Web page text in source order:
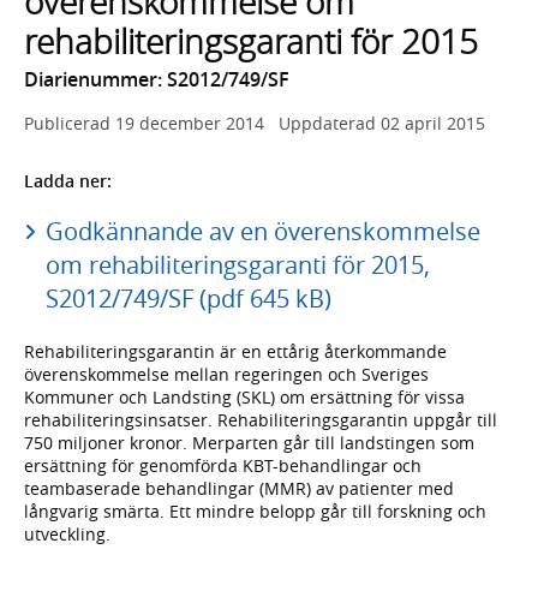
rehabiliteringsgaranti för 2015
Diarienummer: S2012/749/SF
Publicerad 19 december 2014 Uppdaterad 02 april 2015
Ladda ner:
Godkännande av en överenskommelse
om rehabiliteringsgaranti för 2015,
S2012/749/SF (pdf 645 kB)
Rehabiliteringsgarantin är en ettårig återkommande
överenskommelse mellan regeringen och Sveriges
Kommuner och Landsting (SKL) om ersättning för vissa
rehabiliteringsinsatser. Rehabiliteringsgarantin uppgår till
750 miljoner kronor. Merparten går till landstingen som
ersättning för genomförda KBT-behandlingar och
teambaserade behandlingar (MMR) av patienter med
långvarig smärta. Ett mindre belopp går till forskning och
utveckling.